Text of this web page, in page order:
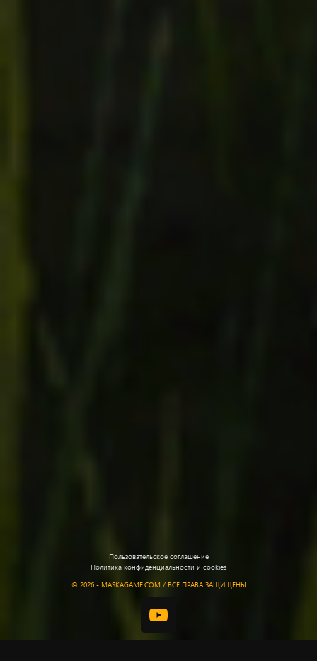
Пользовательское соглашение
Политика конфиденциальности и cookies
© 2026 - MASKAGAME.COM / ВСЕ ПРАВА ЗАЩИЩЕНЫ